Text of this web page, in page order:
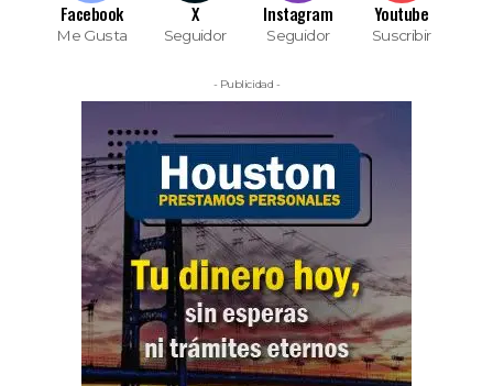
Facebook
Me Gusta
X
Seguidor
Instagram
Seguidor
Youtube
Suscribir
- Publicidad -